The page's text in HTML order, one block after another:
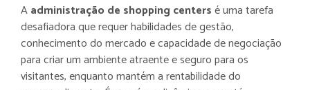
Aadministração de shopping centersé uma tarefa
desafiadora que requer habilidades de gestão,
conhecimento do mercado e capacidade de negociação
para criar um ambiente atraente e seguro para os
visitantes, enquanto mantém a rentabilidade do